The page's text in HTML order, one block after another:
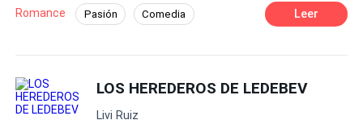
encuentra el amor, pero también a su hijo, uno que no
sabía que existía? LA REPRODUCCIÓN TOTAL O
CREATIVE . Copyright © 2006014206436
Romance Pasión Comedia Leer
LOS HEREDEROS DE LEDEBEV
Livi Ruiz